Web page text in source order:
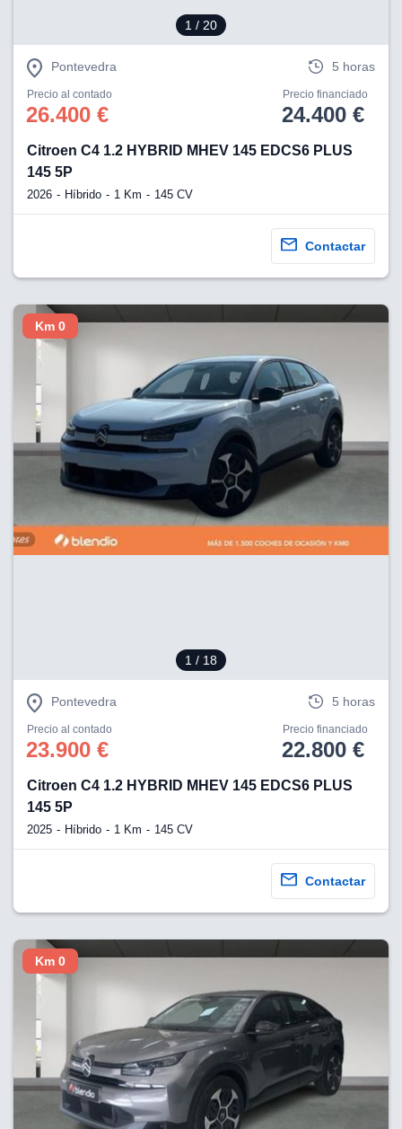
1 / 20
Pontevedra 5 horas
Precio al contado
26.400 €
Precio financiado
24.400 €
Citroen C4 1.2 HYBRID MHEV 145 EDCS6 PLUS
145 5P
2026 Híbrido 1 Km 145 CV
Contactar
1 / 18
Km 0
Pontevedra 5 horas
Precio al contado
23.900 €
Precio financiado
22.800 €
Citroen C4 1.2 HYBRID MHEV 145 EDCS6 PLUS
145 5P
2025 Híbrido 1 Km 145 CV
Contactar
Km 0